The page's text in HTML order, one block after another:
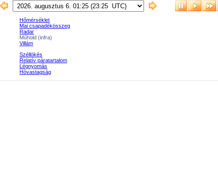
Hőmérséklet
Mai csapadékösszeg
Radar
Műhold (infra)
Villám
Széllökés
Relatív páratartalom
Légnyomás
Hóvastagság